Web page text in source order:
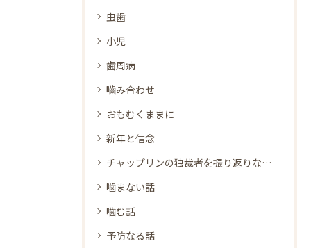
虫歯
小児
歯周病
嚙み合わせ
おもむくままに
新年と信念
チャップリンの独裁者を振り返りながら
噛まない話
噛む話
予防なる話